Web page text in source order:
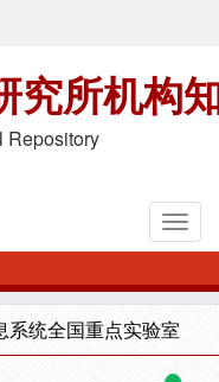
究所机构
Repository
系统全国重点实验室